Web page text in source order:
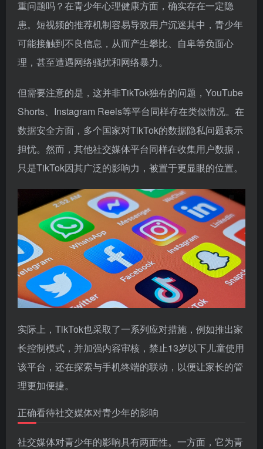
重问题吗？在青少年心理健康方面，确实存在一定隐
患。短视频的推荐机制容易导致用户沉迷其中，青少年
可能接触到不良信息，从而产生攀比、自卑等负面心
理，甚至遭遇网络骚扰和网络暴力。
但需要注意的是，这并非TikTok独有的问题，YouTube
Shorts、Instagram Reels等平台同样存在类似情况。在
数据安全方面，多个国家对TikTok的数据隐私问题表示
担忧。然而，其他社交媒体平台同样在收集用户数据，
只是TikTok因其广泛的影响力，被置于更显眼的位置。
实际上，TikTok也采取了一系列应对措施，例如推出家
长控制模式，并加强内容审核，禁止13岁以下儿童使用
该平台，还在探索与手机终端的联动，以便让家长的管
理更加便捷。
正确看待社交媒体对青少年的影响
社交媒体对青少年的影响具有两面性。一方面，它为青